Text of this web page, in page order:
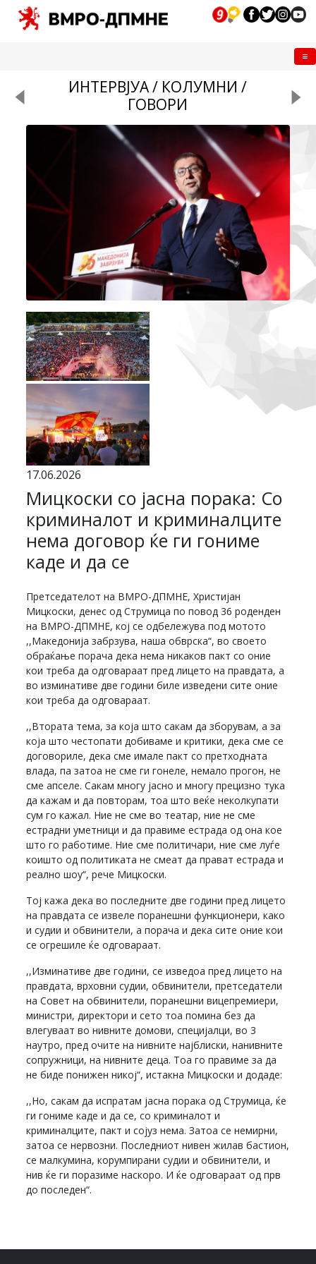
ИНТЕРВЈУА / КОЛУМНИ /
ГОВОРИ
17.06.2026
Мицкоски со јасна порака: Со
криминалот и криминалците
нема договор ќе ги гониме
каде и да се
Претседателот на ВМРО-ДПМНЕ, Христијан
Мицкоски, денес од Струмица по повод 36 роденден
на ВМРО-ДПМНЕ, кој се одбележува под мотото
,,Македонија забрзува, наша обврска“, во своето
обраќање порача дека нема никаков пакт со оние
кои треба да одговараат пред лицето на правдата, а
во изминативе две години биле изведени сите оние
кои треба да одговараат.
,,Втората тема, за која што сакам да зборувам, а за
која што честопати добиваме и критики, дека сме се
договориле, дека сме имале пакт со претходната
влада, па затоа не сме ги гонеле, немало прогон, не
сме апселе. Сакам многу јасно и многу прецизно тука
да кажам и да повторам, тоа што веќе неколкупати
сум го кажал. Ние не сме во театар, ние не сме
естрадни уметници и да правиме естрада од она кое
што го работиме. Ние сме политичари, ние сме луѓе
коишто од политиката не смеат да прават естрада и
реално шоу“, рече Мицкоски.
Тој кажа дека во последните две години пред лицето
на правдата се извеле поранешни функционери, како
и судии и обвинители, а порача и дека сите оние кои
се огрешиле ќе одговараат.
,,Изминативе две години, се изведоа пред лицето на
правдата, врховни судии, обвинители, претседатели
на Совет на обвинители, поранешни вицепремиери,
министри, директори и сето тоа помина без да
влегуваат во нивните домови, специјалци, во 3
наутро, пред очите на нивните најблиски, нанивните
сопружници, на нивните деца. Тоа го правиме за да
не биде понижен никој“, истакна Мицкоски и додаде:
,,Но, сакам да испратам јасна порака од Струмица, ќе
ги гониме каде и да се, со криминалот и
криминалците, пакт и сојуз нема. Затоа се немирни,
затоа се нервозни. Последниот нивен жилав бастион,
се малкумина, корумпирани судии и обвинители, и
нив ќе ги поразиме наскоро. И ќе одговараат од прв
до последен“.